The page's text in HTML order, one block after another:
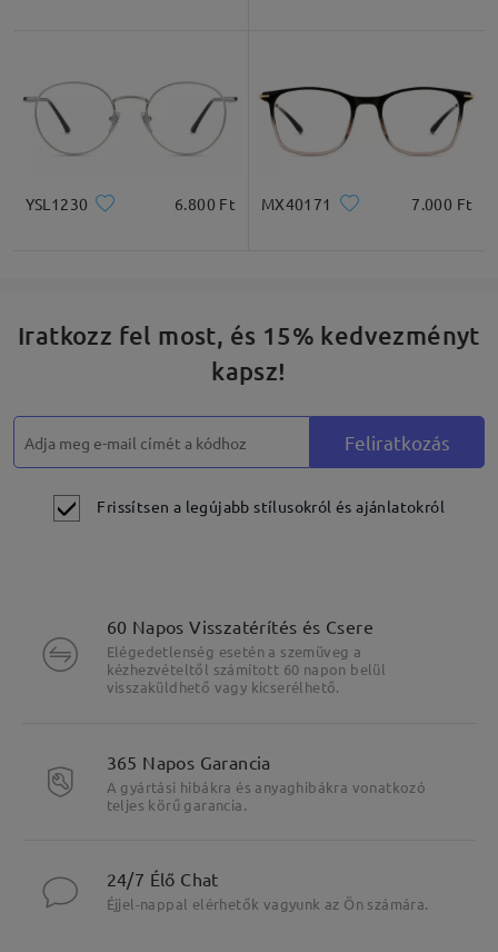
YSL1230 6.800 Ft MX40171 7.000 Ft
Iratkozz fel most, és 15% kedvezményt
kapsz!
Feliratkozás
Frissítsen a legújabb stílusokról és ajánlatokról
60 Napos Visszatérítés és Csere
Elégedetlenség esetén a szemüveg a
kézhezvételtől számított 60 napon belül
visszaküldhető vagy kicserélhető.
365 Napos Garancia
A gyártási hibákra és anyaghibákra vonatkozó
teljes körű garancia.
24/7 Élő Chat
Éjjel-nappal elérhetők vagyunk az Ön számára.